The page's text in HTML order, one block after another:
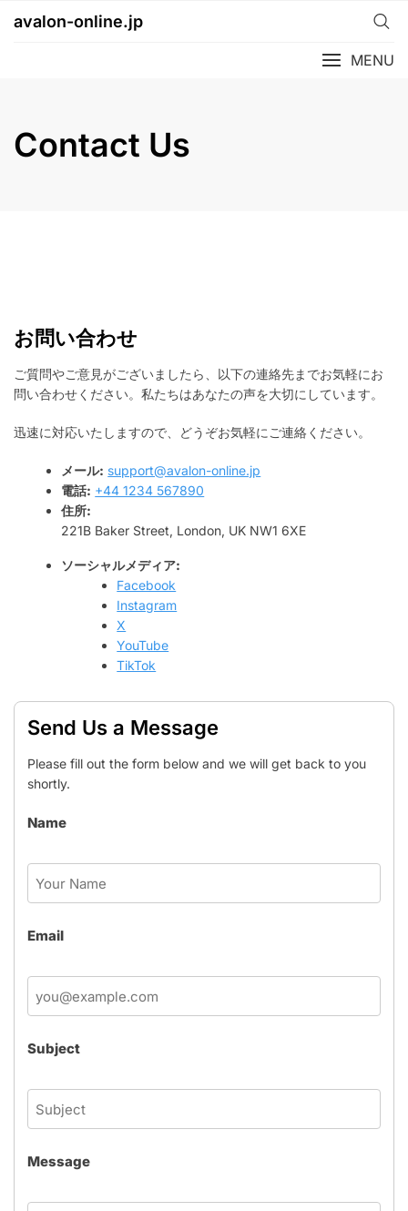
avalon-online.jp
MENU
Contact Us
お問い合わせ
ご質問やご意見がございましたら、以下の連絡先までお気軽にお
問い合わせください。私たちはあなたの声を大切にしています。
迅速に対応いたしますので、どうぞお気軽にご連絡ください。
メール: support@avalon-online.jp
電話: +44 1234 567890
住所:
221B Baker Street, London, UK NW1 6XE
ソーシャルメディア:
Facebook
Instagram
X
YouTube
TikTok
Send Us a Message
Please fill out the form below and we will get back to you
shortly.
Name
Email
Subject
Message